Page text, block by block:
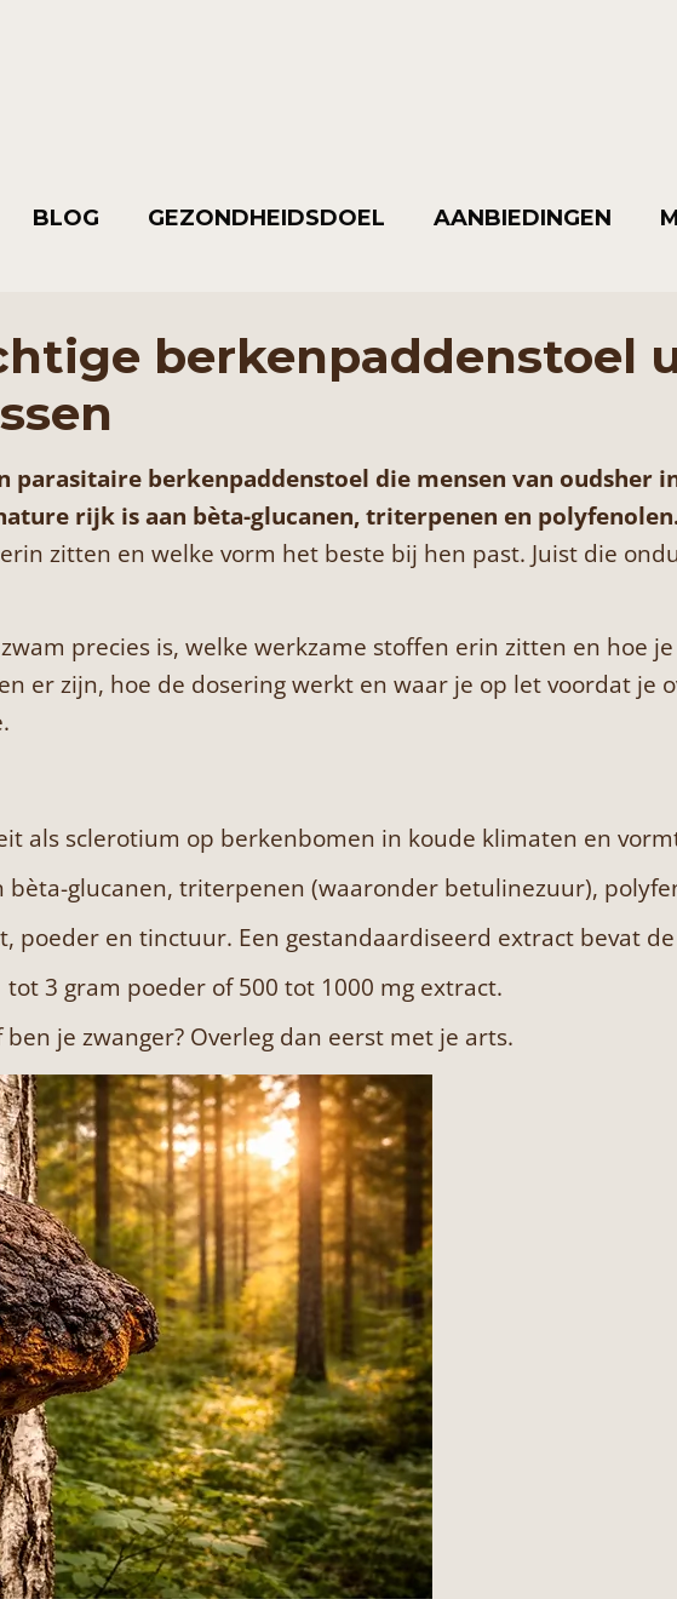
BLOG GEZONDHEIDSDOEL AANBIEDINGEN
berkenpaddenstoel
parasitaire berkenpaddenstoel die mensen van oudsher
rijk is aan bèta-glucanen, triterpenen en
zitten en welke vorm het beste bij hen past. Juist die
precies is, welke werkzame stoffen erin zitten en hoe
er zijn, hoe de dosering werkt en waar je op let voordat je
als sclerotium op berkenbomen in koude klimaten en
bèta-glucanen, triterpenen (waaronder betulinezuur),
poeder en tinctuur. Een gestandaardiseerd extract bevat
tot 3 gram poeder of 500 tot 1000 mg extract.
je zwanger? Overleg dan eerst met je arts.